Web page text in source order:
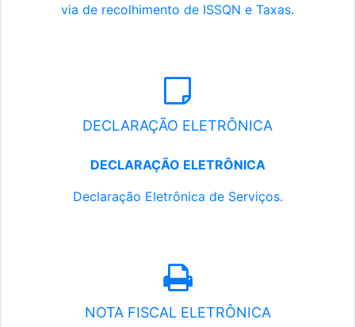
via de recolhimento de ISSQN e Taxas.
DECLARAÇÃO ELETRÔNICA
DECLARAÇÃO ELETRÔNICA
Declaração Eletrônica de Serviços.
NOTA FISCAL ELETRÔNICA